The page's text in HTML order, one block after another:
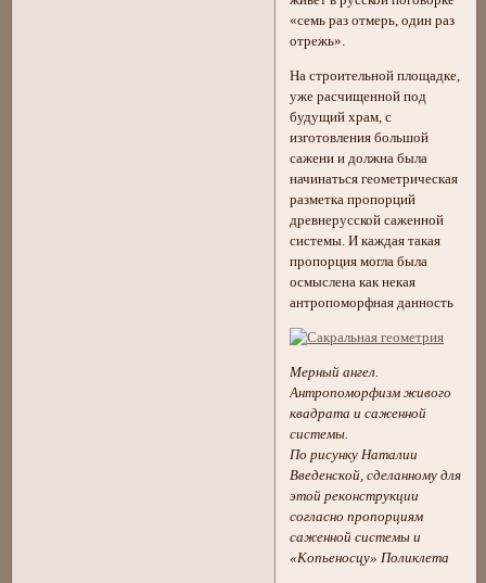
«семь раз отмерь, один раз
отрежь».
На строительной площадке,
уже расчищенной под
будущий храм, с
изготовления большой
сажени и должна была
начинаться геометрическая
разметка пропорций
древнерусской саженной
системы. И каждая такая
пропорция могла была
осмыслена как некая
антропоморфная данность
Мерный ангел.
Антропоморфизм живого
квадрата и саженной
системы.
По рисунку Наталии
Введенской, сделанному для
этой реконструкции
согласно пропорциям
саженной системы и
«Копьеносцу» Поликлета